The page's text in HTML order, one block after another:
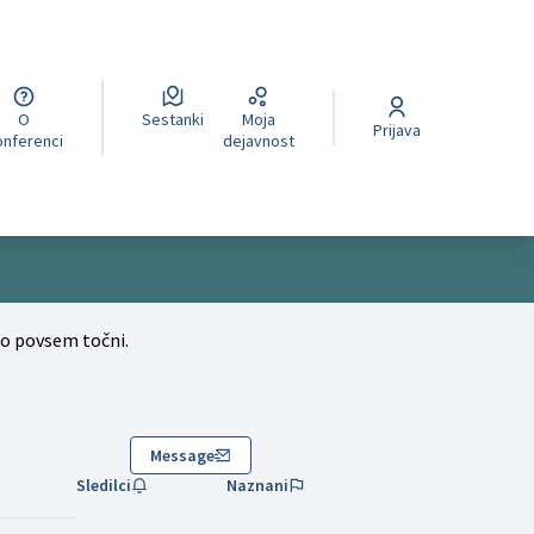
la lingua Wybierz językIzberi jezik
O
Sestanki
Moja
dejavnost
Prijava
povsem točni.
Message
Sledilci
Naznani